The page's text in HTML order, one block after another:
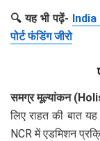
🔍 यह भी पढ़ें- India
पोर्ट फंडिंग जीरो
समग्र मूल्यांकन
लिए राहत की बात
NCR में एडमिशन